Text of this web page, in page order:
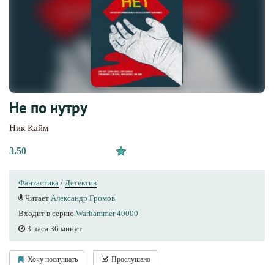
Не по нутру
Ник Кайм
3.50
Фантастика / Детектив
Читает Александр Громов
Входит в серию Warhammer 40000
3 часа 36 минут
Хочу послушать Прослушано